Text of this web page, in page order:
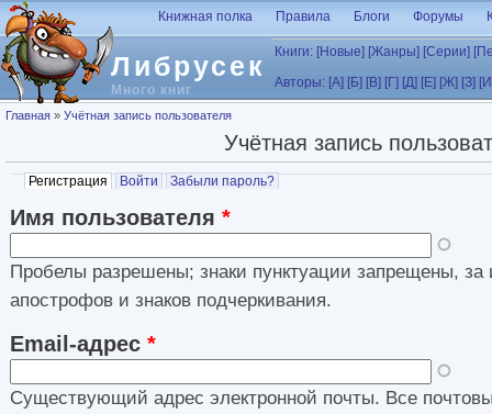
Перейти к основному содержанию
Либрусек
Много книг
Книжная полка Правила Блоги Форумы
Книги: [Новые] [Жанры] [Серии]
Авторы: [А] [Б] [В] [Г] [Д] [Е] [Ж] [З]
Вы здесь
Главная » Учётная запись пользователя
Учётная запись
Главные вкладки
Регистрация (активная вкладка)
Войти Забыли пароль?
Имя пользователя *
Пробелы разрешены; знаки пунктуации запрещены, за
апострофов и знаков подчеркивания.
Email-адрес *
Существующий адрес электронной почты. Все